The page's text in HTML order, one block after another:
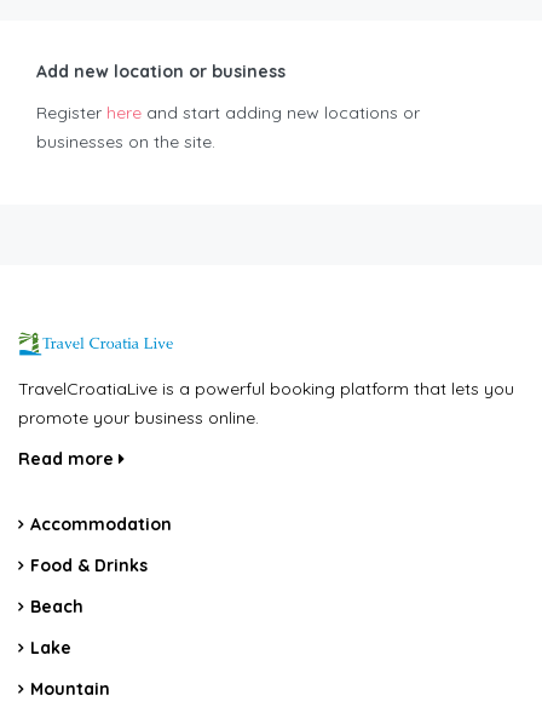
Add new location or business
Register here and start adding new locations or
businesses on the site.
TravelCroatiaLive is a powerful booking platform that lets you
promote your business online.
Read more
Accommodation
Food & Drinks
Beach
Lake
Mountain